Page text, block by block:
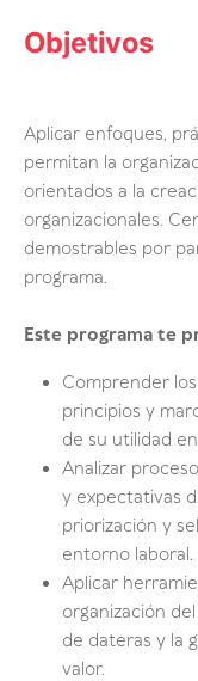
Objetivos
Aplicar enfoques,
permitan la
orientados a la
organizacionales.
demostrables por
programa.
Este programa te
Comprender
principios y
de su utilidad
Analizar
y expectativas
priorización y
entorno laboral.
Aplicar
organización
de dateras y la
valor.